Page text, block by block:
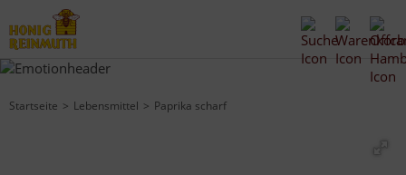
Startseite Lebensmittel Paprika scharf